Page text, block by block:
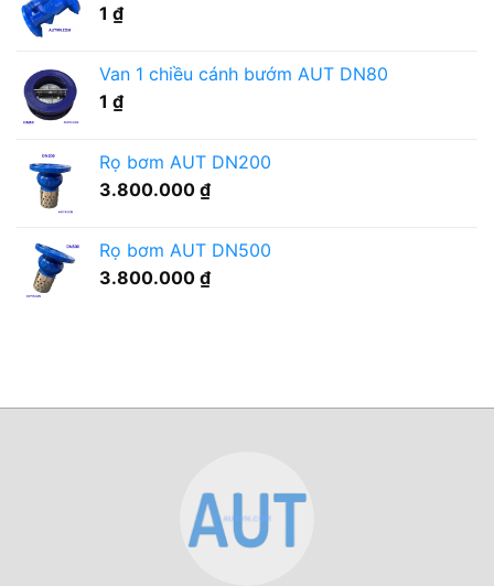
1 ₫
Van 1 chiều cánh bướm AUT DN80
1 ₫
Rọ bơm AUT DN200
3.800.000 ₫
Rọ bơm AUT DN500
3.800.000 ₫